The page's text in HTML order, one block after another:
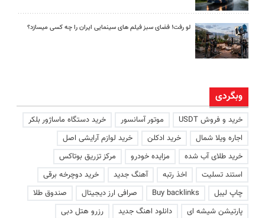
لو رفت! فضای سبز فیلم های سینمایی ایران را چه کسی میسازد؟
وبگردی
خرید و فروش USDT موتور آسانسور
خرید دستگاه ماساژور بلکر
اجاره ویلا شمال
خرید ادکلن
خرید لوازم آرایشی اصل
خرید طلای آب شده
مزایده خودرو
مرکز تزریق بوتاکس
استند تسلیت
اخذ رتبه آهنگ جدید
خرید دوچرخه برقی
چاپ لیبل
Buy backlinks صرافی ارز دیجیتال
صندوق طلا
پارتیشن شیشه ای
دانلود اهنگ جدید
رزرو هتل دبی